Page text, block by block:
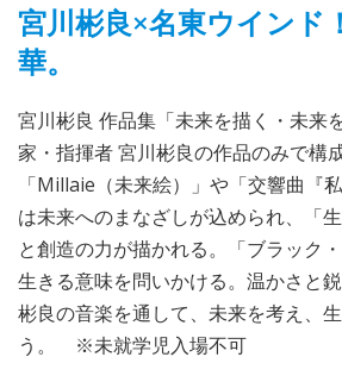
宮川彬良×名東ウインド
華。
宮川彬良 作品集「未来を描く・未来
家・指揮者 宮川彬良の作品のみで構
「Millaie（未来絵）」や「交響曲『
は未来へのまなざしが込められ、「
と創造の力が描かれる。「ブラック
生きる意味を問いかける。温かさと
彬良の音楽を通して、未来を考え、
う。 ※未就学児入場不可